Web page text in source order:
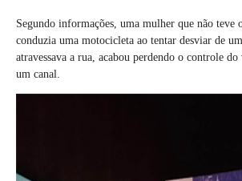
Segundo informações, uma mulher que não teve
conduzia uma motocicleta ao tentar desviar de
atravessava a rua, acabou perdendo o controle
um canal.